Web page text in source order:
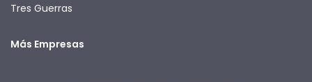
Tres Guerras
Más Empresas